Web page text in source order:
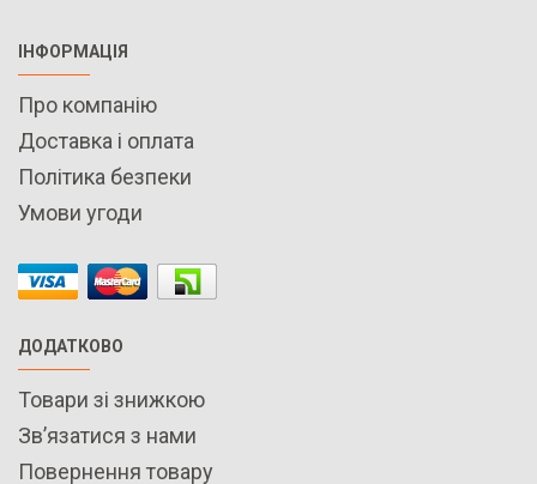
ІНФОРМАЦІЯ
Про компанію
Доставка і оплата
Політика безпеки
Умови угоди
ДОДАТКОВО
Товари зі знижкою
Зв’язатися з нами
Повернення товару